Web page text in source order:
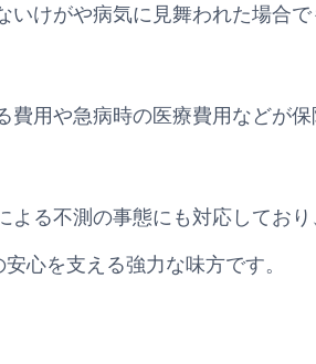
いけがや病気に見舞われた場合
費用や急病時の医療費用などが
る不測の事態にも対応してお
心を支える強力な味方です。